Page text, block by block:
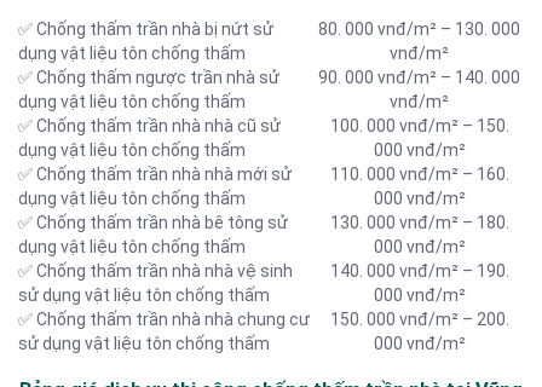
✅ Chống thấm trần nhà bị nứt sử
dụng vật liệu tôn chống thấm
80. 000 vnđ/m² – 130. 000
vnđ/m²
✅ Chống thấm ngược trần nhà sử
dụng vật liệu tôn chống thấm
90. 000 vnđ/m² – 140. 000
vnđ/m²
✅ Chống thấm trần nhà nhà cũ sử
dụng vật liệu tôn chống thấm
100. 000 vnđ/m² – 150.
000 vnđ/m²
✅ Chống thấm trần nhà nhà mới sử
dụng vật liệu tôn chống thấm
110. 000 vnđ/m² – 160.
000 vnđ/m²
✅ Chống thấm trần nhà bê tông sử
dụng vật liệu tôn chống thấm
130. 000 vnđ/m² – 180.
000 vnđ/m²
✅ Chống thấm trần nhà nhà vệ sinh
sử dụng vật liệu tôn chống thấm
140. 000 vnđ/m² – 190.
000 vnđ/m²
✅ Chống thấm trần nhà nhà chung cư
sử dụng vật liệu tôn chống thấm
150. 000 vnđ/m² – 200.
000 vnđ/m²